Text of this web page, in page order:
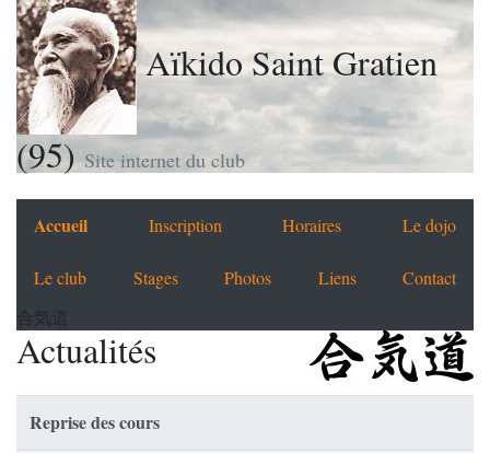
Aïkido Saint Gratien
(95)Site internet du club
Accueil Inscription Horaires Le dojo
Le club Stages Photos Liens
Contact
合気道
Actualités
Reprise des cours